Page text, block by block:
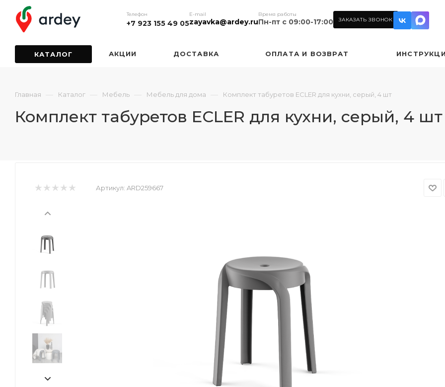
Телефон
+7 923 155 49 05
E-mail
zayavka@ardey.ru
Время работы
Пн-пт с 09:00-17:00 ЗАКАЗАТЬ ЗВОНОК
КАТАЛОГ АКЦИИ ДОСТАВКА ОПЛАТА И ВОЗВРАТ
Главная — Каталог — Мебель — Мебель для дома — Комплект табуретов ECLER для кухни, серый, 4 шт
Комплект табуретов ECLER для кухни, серый, 4 шт
Артикул: ARD259667